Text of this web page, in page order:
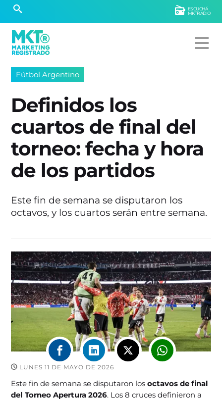
ESCUCHÁ
MKTRADIO
Fútbol Argentino
Definidos los
cuartos de final del
torneo: fecha y hora
de los partidos
Este fin de semana se disputaron los
octavos, y los cuartos serán entre semana.
LUNES 11 DE MAYO DE 2026
Este fin de semana se disputaron losoctavos de final
del Torneo Apertura 2026. Los 8 cruces definieron a